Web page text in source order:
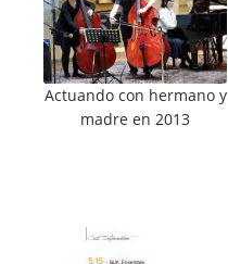
Actuando con hermano y
madre en 2013